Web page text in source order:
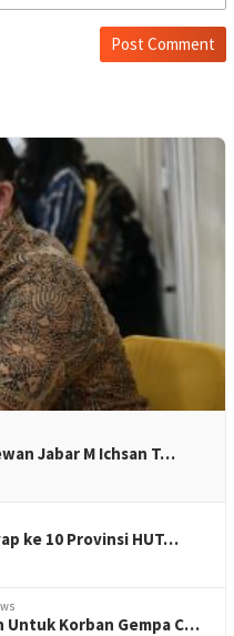
Jabar M Ichsan T…
ke 10 Provinsi HUT…
Untuk Korban Gempa C…